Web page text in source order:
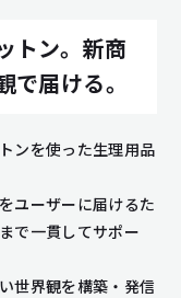
トン。新商
届ける。
ンを使った生理用品
ユーザーに届けるた
で一貫してサポー
世界観を構築・発信